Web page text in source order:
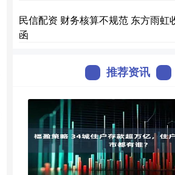
民信配资 财务核算不规范 东方雨虹
函
推荐资讯